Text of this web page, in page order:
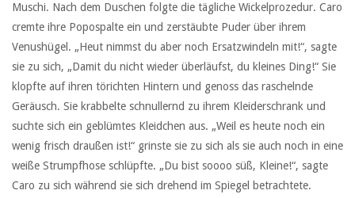
Muschi. Nach dem Duschen folgte die tägliche Wickelprozedur. Caro
cremte ihre Popospalte ein und zerstäubte Puder über ihrem
Venushügel. „Heut nimmst du aber noch Ersatzwindeln mit!“, sagte
sie zu sich, „Damit du nicht wieder überläufst, du kleines Ding!“ Sie
klopfte auf ihren törichten Hintern und genoss das raschelnde
Geräusch. Sie krabbelte schnullernd zu ihrem Kleiderschrank und
suchte sich ein geblümtes Kleidchen aus. „Weil es heute noch ein
wenig frisch draußen ist!“ grinste sie zu sich als sie auch noch in eine
weiße Strumpfhose schlüpfte. „Du bist soooo süß, Kleine!“, sagte
Caro zu sich während sie sich drehend im Spiegel betrachtete.